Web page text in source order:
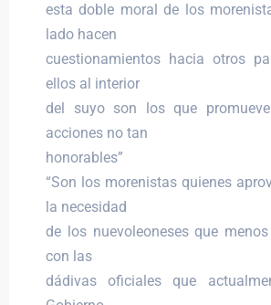
esta doble moral de los
lado hacen
cuestionamientos hacia otros
ellos al interior
del suyo son los que
acciones no tan
honorables”
“Son los morenistas quienes
la necesidad
de los nuevoleoneses que
con las
dádivas oficiales que